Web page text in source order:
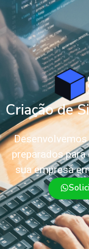
Criação de
preparados
sua empresa